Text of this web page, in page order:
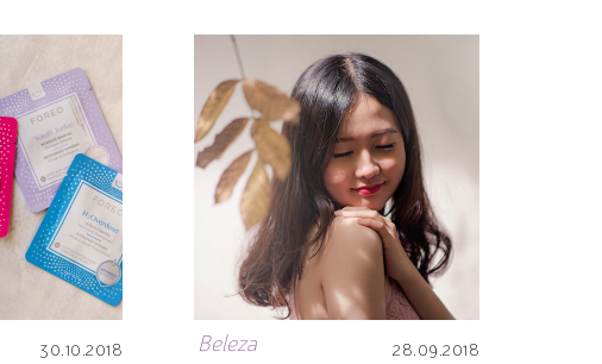
30.10.2018 Beleza 28.09.2018